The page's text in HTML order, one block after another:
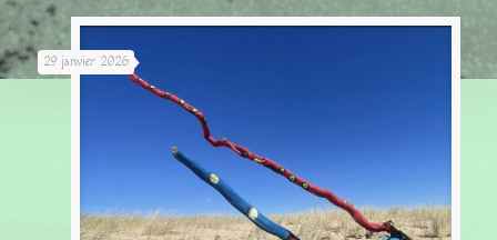
29 janvier 2026